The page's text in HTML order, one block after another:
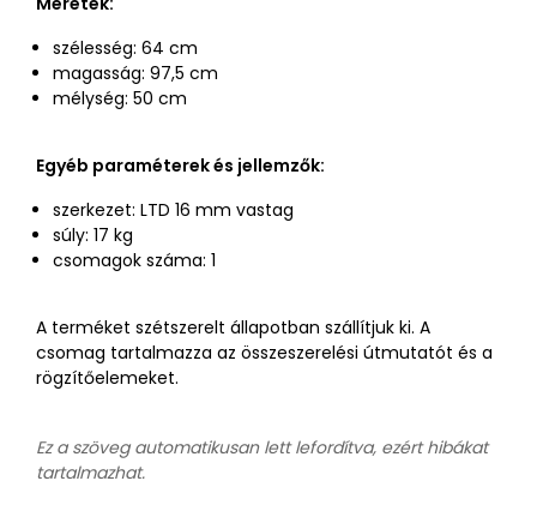
szélesség: 64 cm
magasság: 97,5 cm
mélység: 50 cm
Egyéb paraméterek és jellemzők:
szerkezet: LTD 16 mm vastag
súly: 17 kg
csomagok száma: 1
A terméket szétszerelt állapotban szállítjuk ki. A
csomag tartalmazza az összeszerelési útmutatót és a
rögzítőelemeket.
Ez a szöveg automatikusan lett lefordítva, ezért hibákat
tartalmazhat.